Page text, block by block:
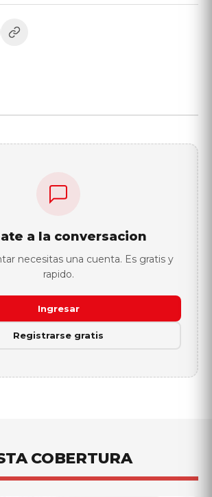
a la conversacion
necesitas una cuenta. Es gratis y
rapido.
Ingresar
Registrarse gratis
COBERTURA